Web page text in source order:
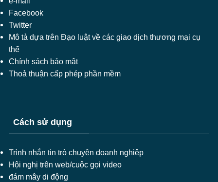
Facebook
Twitter
Mô tả dựa trên Đạo luật về các giao dịch thương mại cụ
thể
Chính sách bảo mật
Thoả thuận cấp phép phần mềm
Cách sử dụng
Trình nhắn tin trò chuyện doanh nghiệp
Hội nghị trên web/cuộc gọi video
đám mây di động